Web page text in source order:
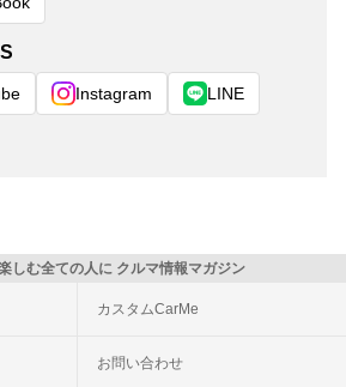
Instagram LINE
しむ全ての人に クルマ情報マガジン
カスタムCarMe
お問い合わせ